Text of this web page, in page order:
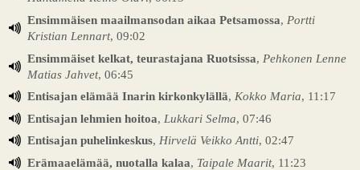
Ensimmäisen maailmansodan aikaa Petsamossa, Portti
Kristian Lennart, 09:02
Ensimmäiset kelkat, teurastajana Ruotsissa, Pehkonen Lenne
Matias Jahvet, 06:45
Entisajan elämää Inarin kirkonkylällä, Kokko Maria, 11:17
Entisajan lehmien hoitoa, Lukkari Selma, 07:46
Entisajan puhelinkeskus, Hirvelä Veikko Antti, 02:47
Erämaaelämää, nuotalla kalaa, Taipale Maarit, 11:23